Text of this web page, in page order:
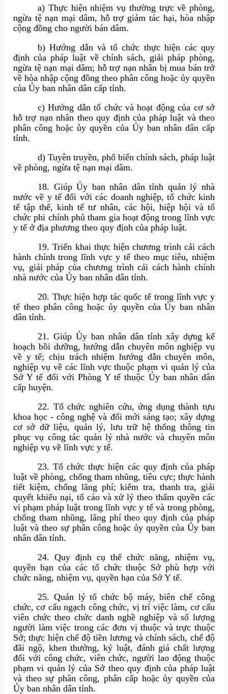
a) Thực hiện nhiệm vụ thường trực về phòng,
ngừa tệ nạn mại dâm, hỗ trợ giảm tác hại, hòa nhập
cộng đồng cho người bán dâm.
b) Hướng dẫn và tổ chức thực hiện các quy
định của pháp luật về chính sách, giải pháp phòng,
ngừa tệ nạn mại dâm; hỗ trợ nạn nhân bị mua bán trở
về hòa nhập cộng đồng theo phân công hoặc ủy quyền
của Ủy ban nhân dân cấp tỉnh.
c) Hướng dẫn tổ chức và hoạt động của cơ sở
hỗ trợ nạn nhân theo quy định của pháp luật và theo
phân công hoặc ủy quyền của Ủy ban nhân dân cấp
tỉnh.
d) Tuyên truyền, phổ biến chính sách, pháp luật
về phòng, ngừa tệ nạn mại dâm.
18. Giúp Ủy ban nhân dân tỉnh quản lý nhà
nước về y tế đối với các doanh nghiệp, tổ chức kinh
tế tập thể, kinh tế tư nhân, các hội, hiệp hội và tổ
chức phi chính phủ tham gia hoạt động trong lĩnh vực
y tế ở địa phương theo quy định của pháp luật.
19. Triển khai thực hiện chương trình cải cách
hành chính trong lĩnh vực y tế theo mục tiêu, nhiệm
vụ, giải pháp của chương trình cải cách hành chính
nhà nước của Ủy ban nhân dân tỉnh.
20. Thực hiện hợp tác quốc tế trong lĩnh vực y
tế theo phân công hoặc ủy quyền của Ủy ban nhân
dân tỉnh.
21. Giúp Ủy ban nhân dân tỉnh xây dựng kế
hoạch bồi dưỡng, hướng dẫn chuyên môn nghiệp vụ
về y tế; chịu trách nhiệm hướng dẫn chuyên môn,
nghiệp vụ về các lĩnh vực thuộc phạm vi quản lý của
Sở Y tế đối với Phòng Y tế thuộc Ủy ban nhân dân
cấp huyện.
22. Tổ chức nghiên cứu, ứng dụng thành tựu
khoa học - công nghệ và đổi mới sáng tạo; xây dựng
cơ sở dữ liệu, quản lý, lưu trữ hệ thống thông tin
phục vụ công tác quản lý nhà nước và chuyên môn
nghiệp vụ về lĩnh vực y tế.
23. Tổ chức thực hiện các quy định của pháp
luật về phòng, chống tham nhũng, tiêu cực; thực hành
tiết kiệm, chống lãng phí; kiểm tra, thanh tra, giải
quyết khiếu nại, tố cáo và xử lý theo thẩm quyền các
vi phạm pháp luật trong lĩnh vực y tế và trong phòng,
chống tham nhũng, lãng phí theo quy định của pháp
luật và theo sự phân công hoặc ủy quyền của Ủy ban
nhân dân tỉnh.
24. Quy định cụ thể chức năng, nhiệm vụ,
quyền hạn của các tổ chức thuộc Sở phù hợp với
chức năng, nhiệm vụ, quyền hạn của Sở Y tế.
25. Quản lý tổ chức bộ máy, biên chế công
chức, cơ cấu ngạch công chức, vị trí việc làm, cơ cấu
viên chức theo chức danh nghề nghiệp và số lượng
người làm việc trong các đơn vị thuộc và trực thuộc
Sở; thực hiện chế độ tiền lương và chính sách, chế độ
đãi ngộ, khen thưởng, kỷ luật, đánh giá chất lượng
đối với công chức, viên chức, người lao động thuộc
phạm vi quản lý của Sở theo quy định của pháp luật
và theo sự phân công, phân cấp hoặc ủy quyền của
Ủy ban nhân dân tỉnh.